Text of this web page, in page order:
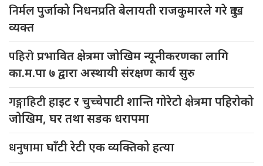
निर्मलपुर्जाको निधनप्रति बेलायती राजकुमारले गरे दुःख
व्यक्त
पहिरोप्रभावित क्षेत्रमा जोखिम न्यूनीकरणका लागि
का.म.पा ७ द्वारा अस्थायी संरक्षण कार्य सुरु
गङ्गाहिटीहाइट र चुच्चेपाटी शान्ति गोरेटो क्षेत्रमा पहिरोको
जोखिम, घर तथा सडक धरापमा
धनुषामाघाँटी रेटी एक व्यक्तिको हत्या